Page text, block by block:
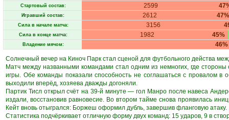
Стартовый состав: 2599
Игравший состав: 47%
2612
Сила в начале матча: 3156
Сила в конце матча: 45%
1982
Владение мячом:
46%
Солнечный вечер на Киноч Парк стал сценой для футбольного действа
Матч между названными командами стал одним из немногих, где
игры. Обе команды показали способность не соглашаться с провалом в
выходили вперёд, хозяева дважды догоняли.
Партик Тисл открыл счёт на 39-й минуте — гол Манро после навеса
издали, восстановив равновесие. Во втором тайме снова проявилась
Кейт вновь отыгрался: Боржеш оформил дубль, завершив фланговую атаку.
Статистика подчёркивает отличную форму двух команд: 15 ударов, 9 в